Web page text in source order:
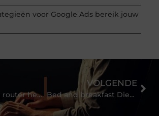
voor Google Ads bereik jouw
Waarom een router hebben?
VOLGENDE
Bed and breakfast Diest, het perfecte uitje naar oude cultuur en tradities